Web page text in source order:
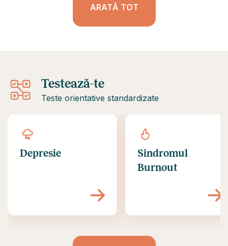
vei ajunge la timp? Te-ai îngrijorat
vreodată atât de mult pentru viitor
ARATĂ TOT
Testează-te
Teste orientative standardizate
Depresie
Sindromul
Burnout